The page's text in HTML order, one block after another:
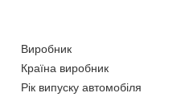
Виробник
Країна виробник
Рік випуску автомобіля